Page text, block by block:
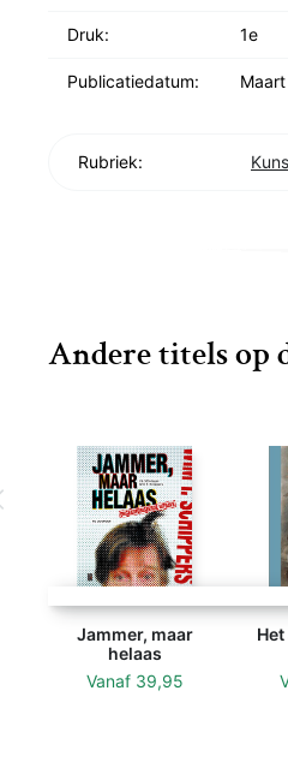
Druk: 1e
Publicatiedatum:
Rubriek:
Andere titels op
Jammer, maar
helaas
Vanaf 39,95